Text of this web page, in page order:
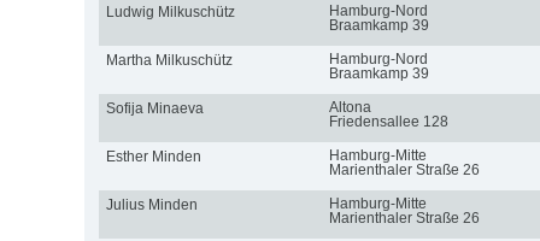
Ludwig Milkuschütz
Hamburg-Nord
Braamkamp 39
Martha Milkuschütz
Hamburg-Nord
Braamkamp 39
Sofija Minaeva
Altona
Friedensallee 128
Esther Minden
Hamburg-Mitte
Marienthaler Straße 26
Julius Minden
Hamburg-Mitte
Marienthaler Straße 26